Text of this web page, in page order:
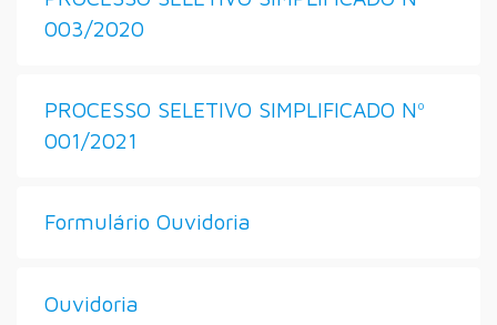
003/2020
PROCESSO SELETIVO SIMPLIFICADO Nº
001/2021
Formulário Ouvidoria
Ouvidoria